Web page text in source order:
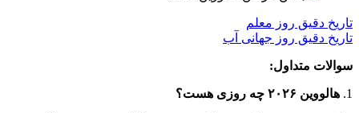
تاریخ دقیق روز معلم
تاریخ دقیق روز جهانی آب
سوالات متداول:
1. هالووین ۲۰۲۶ چه روزی هست؟